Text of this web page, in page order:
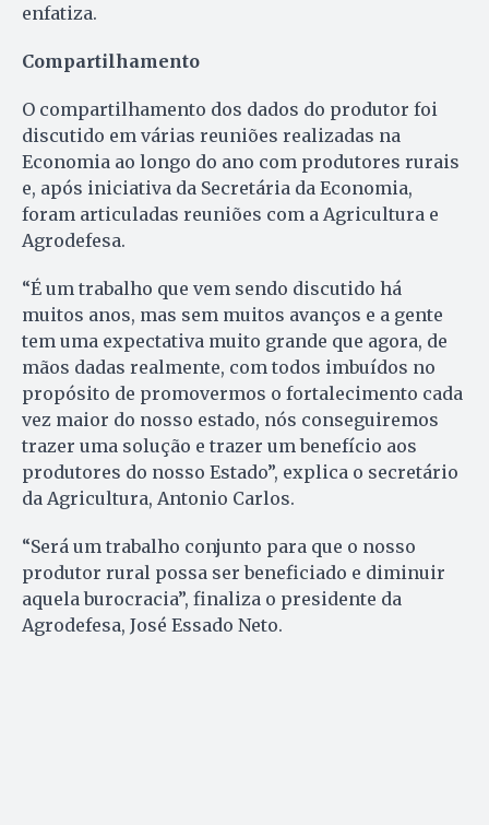
enfatiza.
Compartilhamento
O compartilhamento dos dados do produtor foi
discutido em várias reuniões realizadas na
Economia ao longo do ano com produtores rurais
e, após iniciativa da Secretária da Economia,
foram articuladas reuniões com a Agricultura e
Agrodefesa.
“É um trabalho que vem sendo discutido há
muitos anos, mas sem muitos avanços e a gente
tem uma expectativa muito grande que agora, de
mãos dadas realmente, com todos imbuídos no
propósito de promovermos o fortalecimento cada
vez maior do nosso estado, nós conseguiremos
trazer uma solução e trazer um benefício aos
produtores do nosso Estado”, explica o secretário
da Agricultura, Antonio Carlos.
“Será um trabalho conjunto para que o nosso
produtor rural possa ser beneficiado e diminuir
aquela burocracia”, finaliza o presidente da
Agrodefesa, José Essado Neto.